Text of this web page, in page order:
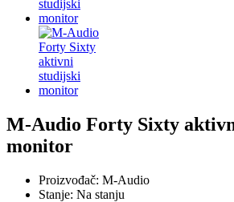
M-Audio Forty Sixty
monitor
Proizvođač: M-Audio
Stanje: Na stanju